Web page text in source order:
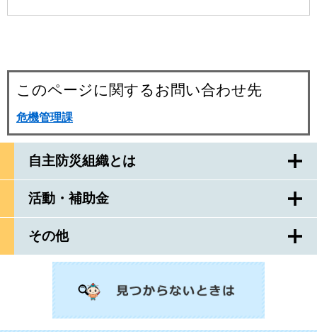
自主防災組織とは
活動・補助金
その他
このページに関するお問い合わせ先
危機管理課